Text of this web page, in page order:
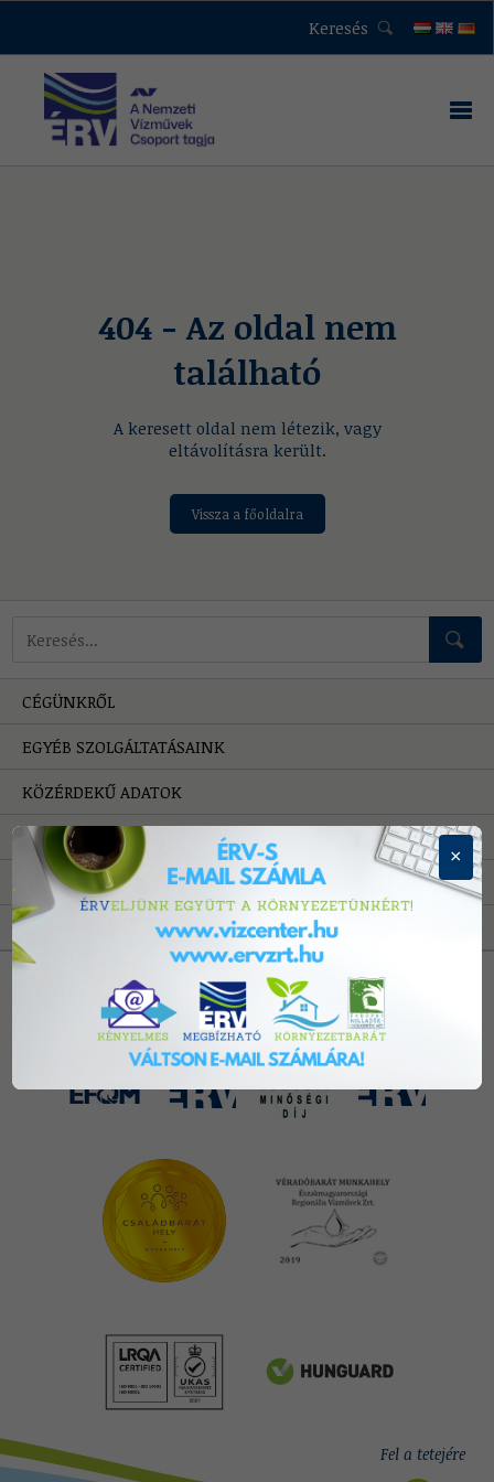
Keresés
404 - Az oldal nem
található
A keresett oldal nem létezik, vagy
eltávolításra került.
Vissza a főoldalra
Mire keressünk?
CÉGÜNKRŐL
EGYÉB SZOLGÁLTATÁSAINK
KÖZÉRDEKŰ ADATOK
HIBAELHÁRÍTÁS
PÁLYÁZATOK
A VÍZRŐL
×